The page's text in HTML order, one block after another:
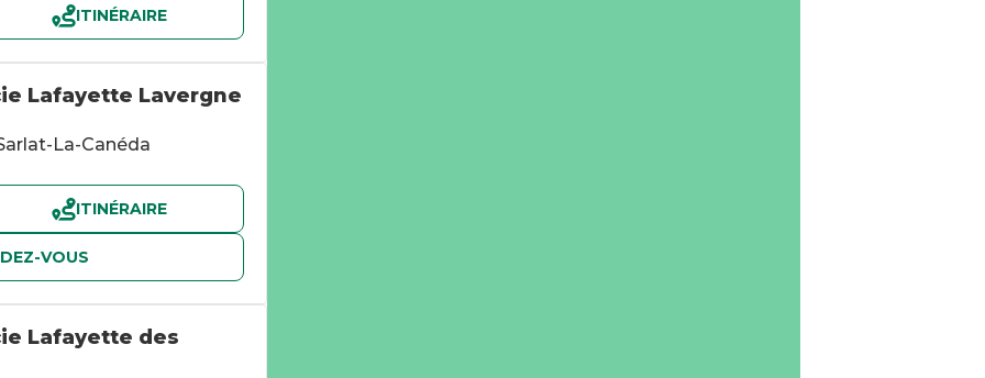
ITINÉRAIRE
Lafayette Lavergne
La-Canéda
ITINÉRAIRE
VOUS
Lafayette des